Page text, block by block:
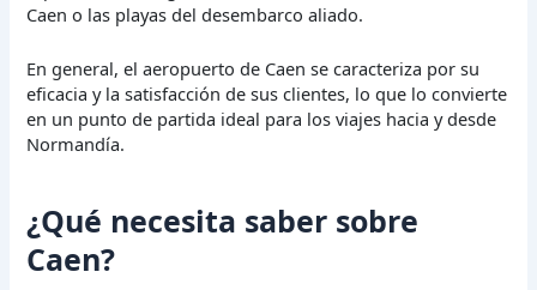
Caen o las playas del desembarco aliado.
En general, el aeropuerto de Caen se caracteriza por su
eficacia y la satisfacción de sus clientes, lo que lo convierte
en un punto de partida ideal para los viajes hacia y desde
Normandía.
¿Qué necesita saber sobre
Caen?